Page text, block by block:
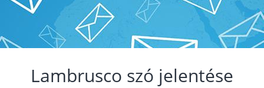
Lambrusco szó jelentése